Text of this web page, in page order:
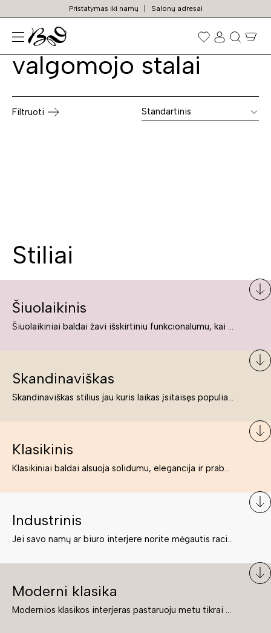
Pristatymas iki namų Salonų adresai
Prekių
paieška
Prabangūs
valgomojo stalai
Filtruoti Standartinis
Stiliai
Šiuolaikinis
Šiuolaikiniai baldai žavi išskirtiniu funkcionalumu, kai kurie jų pelnytai net pavadinami meno kūriniais, nes jie tikrai yra išskirtiniai, originalūs ir puikiai atliepiantys į šiuolaikinių žmonių poreikius bei gyvenimo būdo ypatumus.
Skandinaviškas
Skandinaviškas stilius jau kuris laikas įsitaisęs populiariausiųjų sąraše. Namai, butai labai dažnai įrengiami remiantis būtent šio stiliaus ypatumais. Dėl švelnių spalvų, praktiškumo ir estetikos jis masina tuos, kurie neabejingi šviesiem ar neutralių spalvų koloritui, paprastumui, funkcionalumui, natūralumui ir stilingai estetikai. Platų skandinaviškų baldų spektrą rasite „Deinavos baldų“ asortimente.
Klasikinis
Klasikiniai baldai alsuoja solidumu, elegancija ir prabanga. Paprastai jie būna masyvūs, kuria didybės įspūdį. Neabejotinai jie bus geriausias pasirinkimas estetiškam ir rafinuotam klasikiniam namų interjerui. Kartais klasikiniai baldai traktuojami kaip senoviniai, bet tai ne tiesa – klasika yra stilius, neišsemiama elegancija ir rafinuotumas.
Industrinis
Jei savo namų ar biuro interjere norite mėgautis racionaliai išnaudotomis erdvėmis, funkcionalumu ir esate neabejingi tamsesniam koloritui bei praktiškiems sprendimams, tuomet industrinis stilius bus būtent tai, ko Jums reikia. O industrinio stiliaus baldus išsirinksite mūsų asortimente.
Moderni klasika
Modernios klasikos interjeras pastaruoju metu tikrai yra „ant bangos“. Tie, kurie nenori pernelyg nutolti nuo klasikos, bet drauge žavisi šiuolaikiškais sprendimais, su malonumu savo namuose kuria klasikos ir modernaus interjero tandemą – elegantišką, subtilų ir žavingą.